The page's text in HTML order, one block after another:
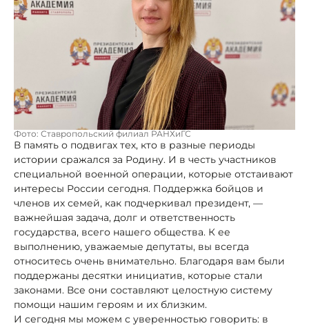
Фото: Ставропольский филиал РАНХиГС
В память о подвигах тех, кто в разные периоды
истории сражался за Родину. И в честь участников
специальной военной операции, которые отстаивают
интересы России сегодня. Поддержка бойцов и
членов их семей, как подчеркивал президент, —
важнейшая задача, долг и ответственность
государства, всего нашего общества. К ее
выполнению, уважаемые депутаты, вы всегда
относитесь очень внимательно. Благодаря вам были
поддержаны десятки инициатив, которые стали
законами. Все они составляют целостную систему
помощи нашим героям и их близким.
И сегодня мы можем с уверенностью говорить: в